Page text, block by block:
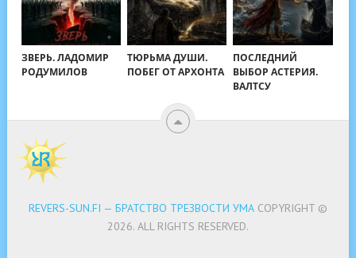
ЗВЕРЬ. ЛАДОМИР
РОДУМИЛОВ
ТЮРЬМА ДУШИ.
ПОБЕГ ОТ АРХОНТА
ПОСЛЕДНИЙ
ВЫБОР АСТЕРИЯ.
ВАЛТСУ
REVERS-SUN.FI — БРАТСТВО ТРЕЗВОСТИ УМАCOPYRIGHT ©
2026. ALL RIGHTS RESERVED.